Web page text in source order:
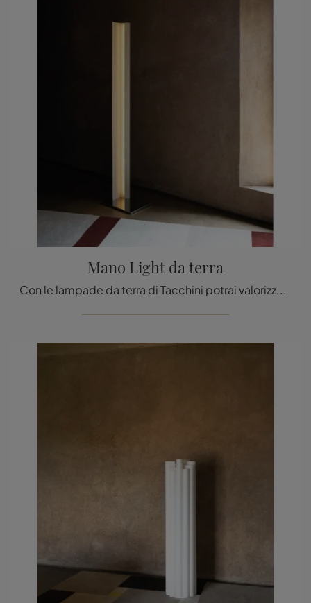
Mano Light da terra
Con le lampade da terra di Tacchini potrai valorizzare i tuoi interni: clicca e scopri l'Illuminazione moderna Mano Light da terra!